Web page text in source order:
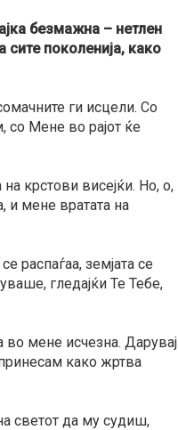
безмажна – нетлен
поколенија, како
ги исцели. Со
со Мене во рајот ќе
крстови висејќи. Но, о,
и мене вратата на
распаѓаа, земјата се
гледајќи Те Тебе,
во мене исчезна. Дарувај
како жртва
светот да му судиш,